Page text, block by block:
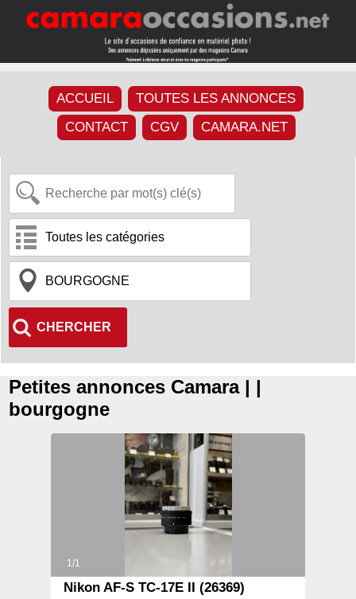
ACCUEIL
TOUTES LES ANNONCES
CONTACT
CGV CAMARA.NET
CHERCHER
Petites annonces Camara | |
bourgogne
1/1
Nikon AF-S TC-17E II (26369)